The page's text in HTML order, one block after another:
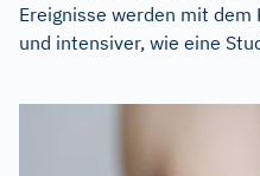
Ereignisse werden mit
und intensiver, wie eine